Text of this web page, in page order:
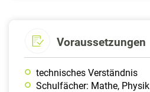
Voraussetzungen
technisches Verständnis
Schulfächer: Mathe, Physik